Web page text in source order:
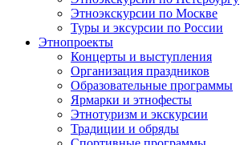
Этноэкскурсии по Москве
Туры и эксурсии по России
Этнопроекты
Концерты и выступления
Организация праздников
Образовательные программы
Ярмарки и этнофесты
Этнотуризм и экскурсии
Традиции и обряды